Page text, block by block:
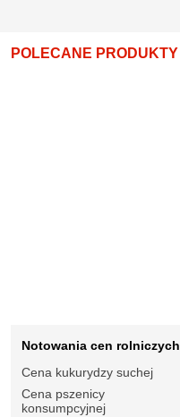
POLECANE PRODUKTY
Notowania cen rolniczych
Cena kukurydzy suchej
Cena pszenicy
konsumpcyjnej